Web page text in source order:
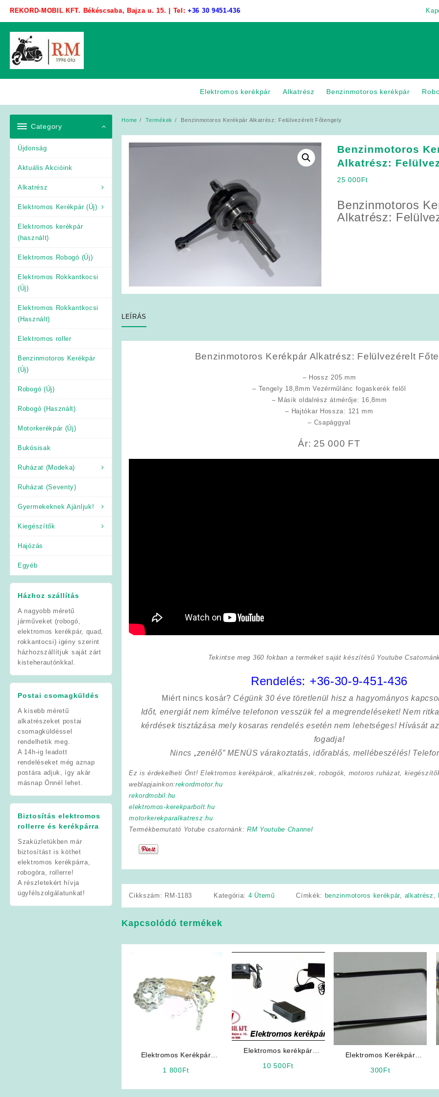
REKORD-MOBIL KFT. Békéscsaba, Bajza u. 15. | Tel:+36 30 9451-436
Elektromos kerékpár Alkatrész Benzinmotoros kerékpár
Category
Újdonság
Aktuális Akcióink
Alkatrész
Elektromos Kerékpár (Új)
Elektromos kerékpár
(használt)
Elektromos Robogó (Új)
Elektromos Rokkantkocsi
(Új)
Elektromos Rokkantkocsi
(Használt)
Elektromos roller
Benzinmotoros Kerékpár
(Új)
Robogó (Új)
Robogó (Használt)
Motorkerékpár (Új)
Bukósisak
Ruházat (Modeka)
Ruházat (Seventy)
Gyermekeknek Ajánljuk!
Kiegészítők
Hajózás
Egyéb
Házhoz szállítás
A nagyobb méretű
járműveket (robogó,
elektromos kerékpár, quad,
rokkantocsi) igény szerint
házhozszállítjuk saját zárt
kisteherautónkkal.
Postai csomagküldés
A kisebb méretű
alkatrészeket postai
csomagküldéssel
rendelhetik meg.
A 14h-ig leadott
rendeléseket még aznap
postára adjuk, így akár
másnap Önnél lehet.
Biztosítás elektromos
rollerre és kerékpárra
Szaküzletükben már
biztosítást is köthet
elektromos kerékpárra,
robogóra, rollerre!
A részletekért hívja
ügyfélszolgálatunkat!
Home Termékek Benzinmotoros Kerékpár Alkatrész: Felülvezérelt Főtengely
Benzinmotoros
Alkatrész:
25 000Ft
Benzinmotoros
Alkatrész:
LEÍRÁS
Benzinmotoros Kerékpár Alkatrész: Felülvezérelt
– Hossz 205 mm
– Tengely 18,8mm Vezérműlánc fogaskerék felől
– Másik oldalrész átmérője: 16,8mm
– Hajtókar Hossza: 121 mm
– Csapággyal
Ár: 25 000 FT
Tekintse meg 360 fokban a terméket saját készítésű Youtube
Rendelés: +36-30-9-451-436
Miért nincs kosár? Cégünk 30 éve töretlenül hisz a hagyományos
Időt, energiát nem kímélvetelefonon vesszük fel a megrendeléseket! Nem
kérdések tisztázása mely kosaras rendelés esetén nem lehetséges! Hívását
fogadja!
Nincs „zenélő” MENÜS várakoztatás, időrablás, mellébeszélés!
Ez is érdekelheti Önt! Elektromos kerékpárok, alkatrészek, robogók, motoros ruházat,
weblapjainkon:rekordmotor.hu
rekordmobil.hu
elektromos-kerekparbolt.hu
motorkerekparalkatresz.hu
Termékbemutató Yotube csatornánk: RM Youtube Channel
Cikkszám: RM-1183 Kategória: 4 Ütemű Címkék: benzinmotoros kerékpár, alkatrész ,
Kapcsolódó termékek
Elektromos Kerékpár
1 800Ft
Elektromos kerékpár
10 500Ft
Elektromos Kerékpár
300Ft